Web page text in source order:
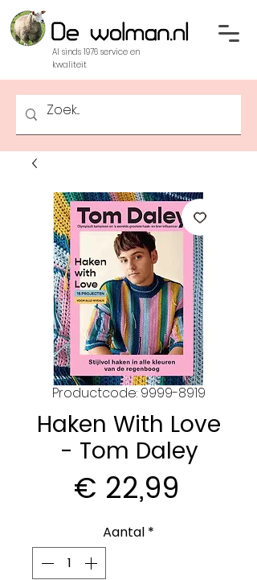
Al sinds 1976 service en
kwaliteit
Productcode: 9999-8919
Haken With Love
- Tom Daley
€ 22,99
Aantal *